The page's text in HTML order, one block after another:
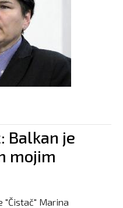
Balkan je
mojim
"Čistač" Marina